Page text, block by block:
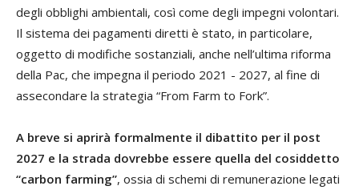
degli obblighi ambientali, così come degli impegni volontari.
Il sistema dei pagamenti diretti è stato, in particolare,
oggetto di modifiche sostanziali, anche nell’ultima riforma
della Pac, che impegna il periodo 2021 - 2027, al fine di
assecondare la strategia “From Farm to Fork”.
A breve si aprirà formalmente il dibattito per il post
2027 e la strada dovrebbe essere quella del cosiddetto
“carbon farming”, ossia di schemi di remunerazione legati